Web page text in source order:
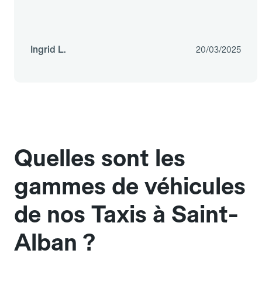
Ingrid L. 20/03/2025
Quelles sont les
gammes de véhicules
de nos Taxis à Saint-
Alban ?